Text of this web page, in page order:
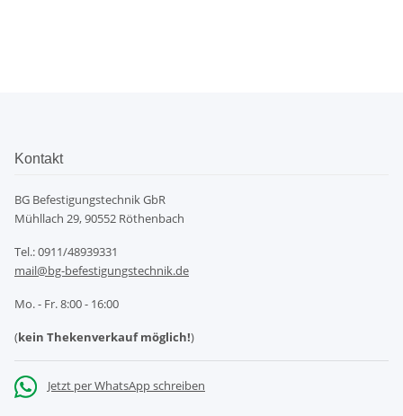
Kontakt
BG Befestigungstechnik GbR
Mühllach 29, 90552 Röthenbach
Tel.: 0911/48939331
mail@bg-befestigungstechnik.de
Mo. - Fr. 8:00 - 16:00
(kein Thekenverkauf möglich!)
Jetzt per WhatsApp schreiben